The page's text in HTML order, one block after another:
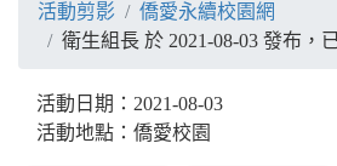
活動剪影
僑愛永續校園網
衛生組長 於 2021-08-03 發布，
活動日期：2021-08-03
活動地點：僑愛校園